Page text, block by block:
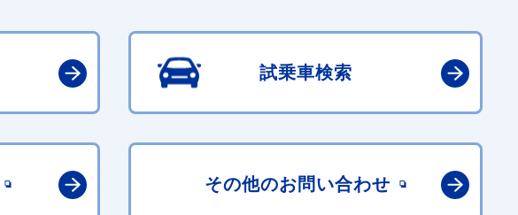
試乗車検索
その他のお問い合わせ